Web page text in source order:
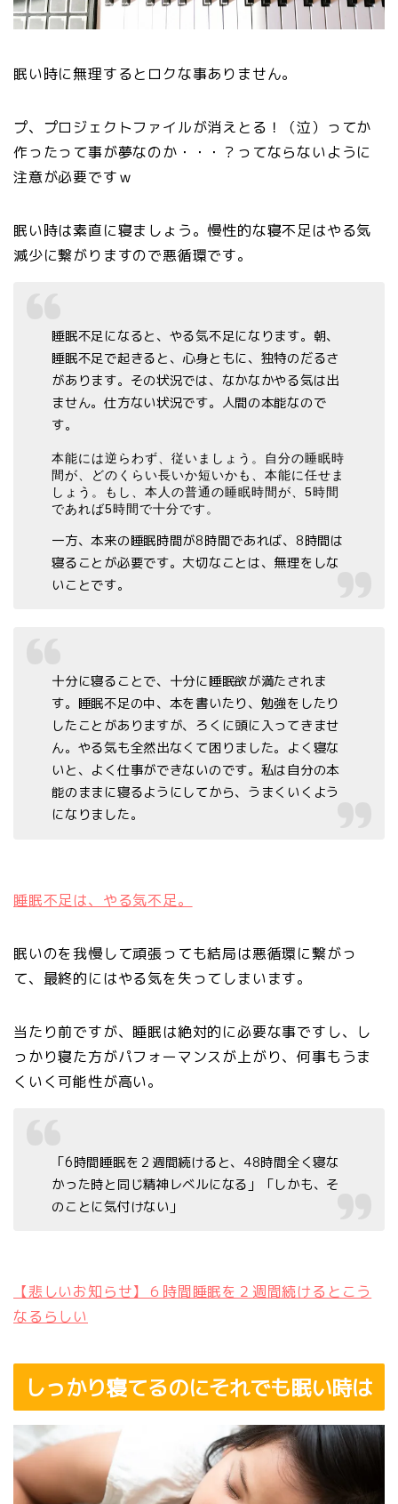
眠い時に無理するとロクな事ありません。
プ、プロジェクトファイルが消えとる！（泣）ってか
作ったって事が夢なのか・・・？ってならないように
注意が必要ですｗ
眠い時は素直に寝ましょう。慢性的な寝不足はやる気
減少に繋がりますので悪循環です。
睡眠不足になると、やる気不足になります。朝、
睡眠不足で起きると、心身ともに、独特のだるさ
があります。その状況では、なかなかやる気は出
ません。仕方ない状況です。人間の本能なので
す。
本能には逆らわず、従いましょう。自分の睡眠時
間が、どのくらい長いか短いかも、本能に任せま
しょう。もし、本人の普通の睡眠時間が、5時間
であれば5時間で十分です。
一方、本来の睡眠時間が8時間であれば、8時間は
寝ることが必要です。大切なことは、無理をしな
いことです。
十分に寝ることで、十分に睡眠欲が満たされま
す。睡眠不足の中、本を書いたり、勉強をしたり
したことがありますが、ろくに頭に入ってきませ
ん。やる気も全然出なくて困りました。よく寝な
いと、よく仕事ができないのです。私は自分の本
能のままに寝るようにしてから、うまくいくよう
になりました。
睡眠不足は、やる気不足。
眠いのを我慢して頑張っても結局は悪循環に繋がっ
て、最終的にはやる気を失ってしまいます。
当たり前ですが、睡眠は絶対的に必要な事ですし、し
っかり寝た方がパフォーマンスが上がり、何事もうま
くいく可能性が高い。
「6時間睡眠を２週間続けると、48時間全く寝な
かった時と同じ精神レベルになる」「しかも、そ
のことに気付けない」
【悲しいお知らせ】６時間睡眠を２週間続けるとこう
なるらしい
しっかり寝てるのにそれでも眠い時は